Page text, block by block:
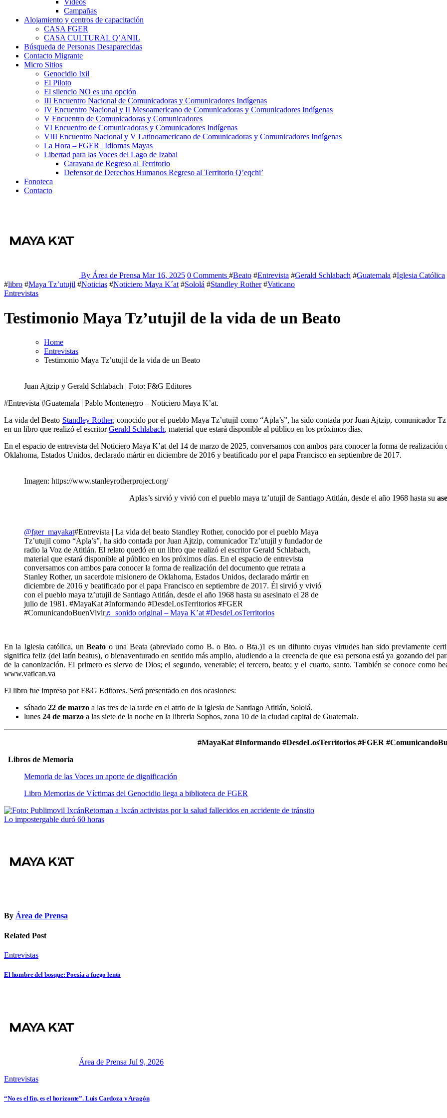
Videos
Campañas
Alojamiento y centros de capacitación
CASA FGER
CASA CULTURAL Q’ANIL
Búsqueda de Personas Desaparecidas
Contacto Migrante
Micro Sitios
Genocidio Ixil
El Piloto
El silencio NO es una opción
III Encuentro Nacional de Comunicadoras y Comunicadores Indígenas
IV Encuentro Nacional y II Mesoamericano de Comunicadoras y Comunicadores Indígenas
V Encuentro de Comunicadoras y Comunicadores
VI Encuentro de Comunicadoras y Comunicadores Indígenas
VIII Encuentro Nacional y V Latinoamericano de Comunicadoras y Comunicadores Indígenas
La Hora – FGER | Idiomas Mayas
Libertad para las Voces del Lago de Izabal
Caravana de Regreso al Territorio
Defensor de Derechos Humanos Regreso al Territorio Q’eqchi’
Fonoteca
Contacto
By Área de Prensa Mar 16, 2025 0 Comments #Beato #Entrevista #Gerald Schlabach #Guatemala #Iglesia Católica
#libro #Maya Tz’utujil #Noticias #Noticiero Maya K´at #Sololá #Standley Rother#Vaticano
Entrevistas
Testimonio Maya Tz’utujil de la vida de un Beato
Home
Entrevistas
Testimonio Maya Tz’utujil de la vida de un Beato
Juan Ajtzip y Gerald Schlabach | Foto: F&G Editores
#Entrevista #Guatemala | Pablo Montenegro – Noticiero Maya K’at.
La vida del Beato Standley Rother, conocido por el pueblo Maya Tz’utujil como “Apla’s”, ha sido contada por Juan Ajtzip, comunicador
en un libro que realizó el escritorGerald Schlabach, material que estará disponible al público en los próximos días.
En el espacio de entrevista del Noticiero Maya K’at del 14 de marzo de 2025, conversamos con ambos para conocer la forma de
Oklahoma, Estados Unidos, declarado mártir en diciembre de 2016 y beatificado por el papa Francisco en septiembre de 2017.
Imagen: https://www.stanleyrotherproject.org/
Aplas’s sirvió y vivió con el pueblo maya tz’utujil de Santiago Atitlán, desde el año 1968 hasta su
@fger_mayakat#Entrevista | La vida del beato Standley Rother, conocido por el pueblo Maya
Tz’utujil como “Apla’s”, ha sido contada por Juan Ajtzip, comunicador Tz’utujil y fundador de
radio la Voz de Atitlán. El relato quedó en un libro que realizó el escritor Gerald Schlabach,
material que estará disponible al público en los próximos días. En el espacio de entrevista
conversamos con ambos para conocer la forma de realización del documento que retrata a
Stanley Rother, un sacerdote misionero de Oklahoma, Estados Unidos, declarado mártir en
diciembre de 2016 y beatificado por el papa Francisco en septiembre de 2017. Él sirvió y vivió
con el pueblo maya tz’utujil de Santiago Atitlán, desde el año 1968 hasta su asesinato el 28 de
julio de 1981. #MayaKat #Informando #DesdeLosTerritorios #FGER
#ComunicandoBuenVivir♬ sonido original – Maya K’at #DesdeLosTerritorios
En la Iglesia católica, unBeato o una Beata (abreviado como B. o Bto. o Bta.)1​ es un difunto cuyas virtudes han sido previamente
significa feliz (del latín beatus), o bienaventurado en sentido más amplio, aludiendo a la creencia de que esa persona está ya gozando del
de la canonización. El primero es siervo de Dios; el segundo, venerable; el tercero, beato; y el cuarto, santo. También se conoce como
www.vatican.va
El libro fue impreso por F&G Editores. Será presentado en dos ocasiones:
sábado 22 de marzo a las tres de la tarde en el atrio de la iglesia de Santiago Atitlán, Sololá.
lunes 24 de marzo a las siete de la noche en la libreria Sophos, zona 10 de la ciudad capital de Guatemala.
#MayaKat #Informando #DesdeLosTerritorios #FGER
Libros de Memoria
Memoria de las Voces un aporte de dignificación
Libro Memorias de Víctimas del Genocidio llega a biblioteca de FGER
Navegación
de
Retornan a Ixcán activistas por la salud fallecidos en accidente de tránsito
Lo impostergable duró 60 horas
By Área de Prensa
Related Post
Entrevistas
El hombre del bosque: Poesía a fuego lento
Área de Prensa Jul 9, 2026
Entrevistas
“No es el fin, es el horizonte”. Luis Cardoza y Aragón